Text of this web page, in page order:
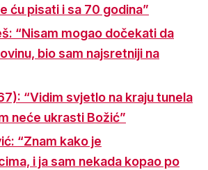
ću pisati i sa 70 godina”
“Nisam mogao dočekati da
bio sam najsretniji na
“Vidim svjetlo na kraju tunela
neće ukrasti Božić”
“Znam kako je
i ja sam nekada kopao po